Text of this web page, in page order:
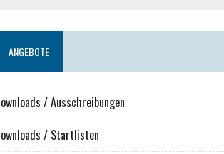
ANGEBOTE
/ Ausschreibungen
/ Startlisten